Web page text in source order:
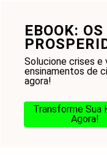
EBOOK:
Solucione crises e
ensinamentos de
agora!
Transforme Sua
Agora!
conteúdo
O que é